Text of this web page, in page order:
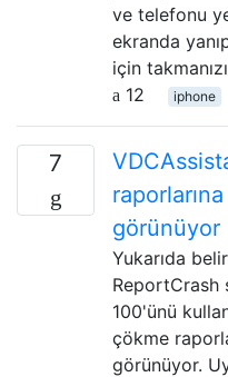
ve telefonu
ekranda
için
12
iphone
7
görünüyor
Yukarıda
ReportCrash
100'ünü
çökme
görünüyor.